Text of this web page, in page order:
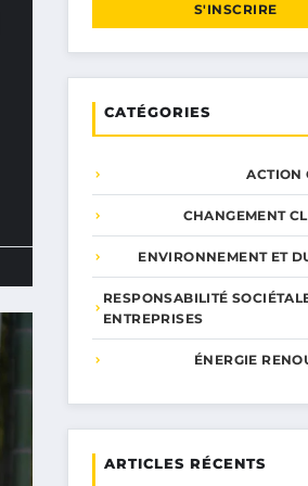
S'INSCRIRE
CATÉGORIES
ACTION
CHANGEMENT
ENVIRONNEMENT ET
RESPONSABILITÉ
ENTREPRISES
ÉNERGIE
ARTICLES RÉCENTS